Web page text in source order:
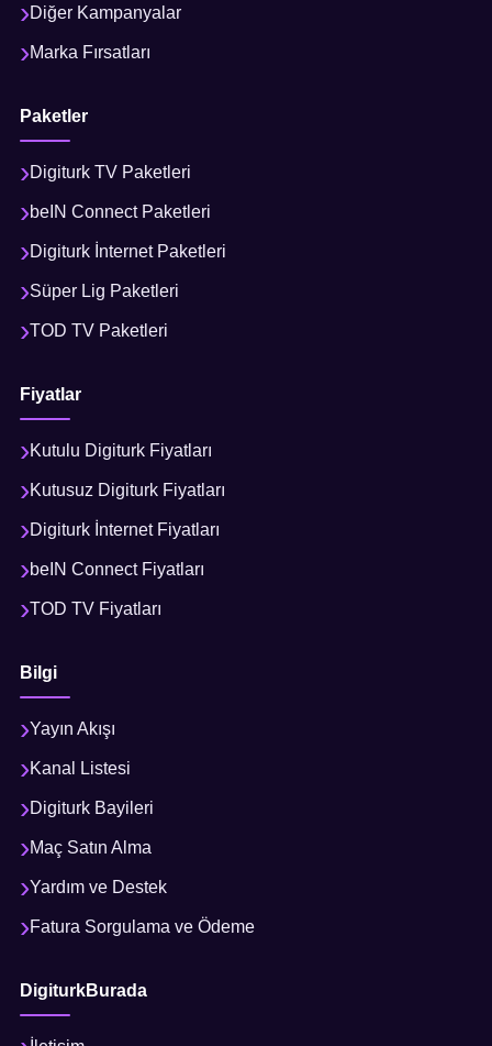
Diğer Kampanyalar
Marka Fırsatları
Paketler
Digiturk TV Paketleri
beIN Connect Paketleri
Digiturk İnternet Paketleri
Süper Lig Paketleri
TOD TV Paketleri
Fiyatlar
Kutulu Digiturk Fiyatları
Kutusuz Digiturk Fiyatları
Digiturk İnternet Fiyatları
beIN Connect Fiyatları
TOD TV Fiyatları
Bilgi
Yayın Akışı
Kanal Listesi
Digiturk Bayileri
Maç Satın Alma
Yardım ve Destek
Fatura Sorgulama ve Ödeme
DigiturkBurada